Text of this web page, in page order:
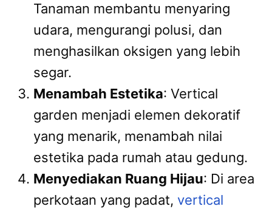
Tanaman membantu menyaring
udara, mengurangi polusi, dan
menghasilkan oksigen yang lebih
segar.
Menambah Estetika: Vertical
garden menjadi elemen dekoratif
yang menarik, menambah nilai
estetika pada rumah atau gedung.
Menyediakan Ruang Hijau: Di area
perkotaan yang padat, vertical